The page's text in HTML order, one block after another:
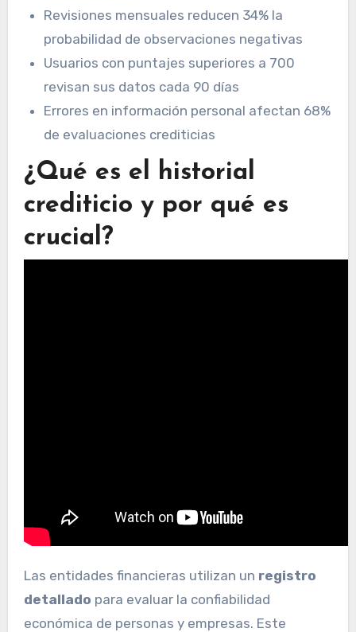
Revisiones mensuales reducen 34% la
probabilidad de observaciones negativas
Usuarios con puntajes superiores a 700
revisan sus datos cada 90 días
Errores en información personal afectan 68%
de evaluaciones crediticias
¿Qué es el historial
crediticio y por qué es
crucial?
Las entidades financieras utilizan un registro
detallado para evaluar la confiabilidad
económica de personas y empresas. Este